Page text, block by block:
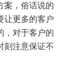
案，俗话说的
让更多的客户
，对于客户的
刻注意保证不